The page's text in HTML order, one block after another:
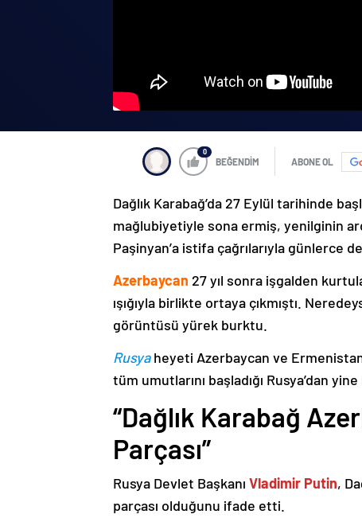
0
BEĞENDİM ABONE OL
Dağlık Karabağ’da 27 Eylül tarihinde
mağlubiyetiyle sona ermiş, yenilginin
Paşinyan’a istifa çağrılarıyla günlerce
Azerbaycan 27 yıl sonra işgalden
ışığıyla birlikte ortaya çıkmıştı.
görüntüsü yürek burktu.
Rusyaheyeti Azerbaycan ve
tüm umutlarını başladığı Rusya’dan
“Dağlık Karabağ
Parçası”
Rusya Devlet Başkanı Vladimir Putin,
parçası olduğunu ifade etti.